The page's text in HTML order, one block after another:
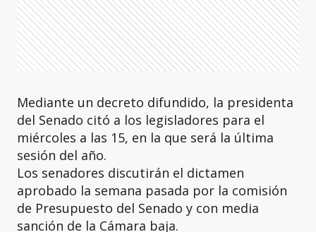
Mediante un decreto difundido, la presidenta
del Senado citó a los legisladores para el
miércoles a las 15, en la que será la última
sesión del año.
Los senadores discutirán el dictamen
aprobado la semana pasada por la comisión
de Presupuesto del Senado y con media
sanción de la Cámara baja.